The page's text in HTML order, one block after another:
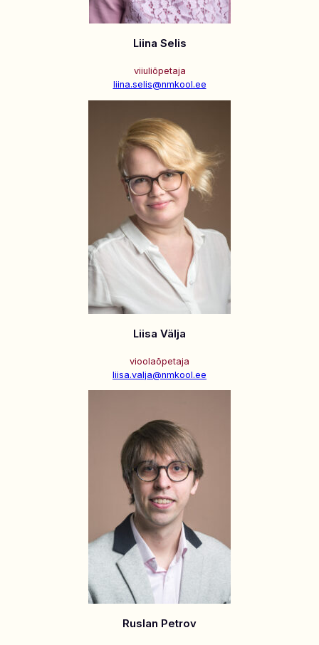
Liina Selis
viiuliõpetaja
liina.selis@nmkool.ee
Liisa Välja
vioolaõpetaja
liisa.valja@nmkool.ee
Ruslan Petrov